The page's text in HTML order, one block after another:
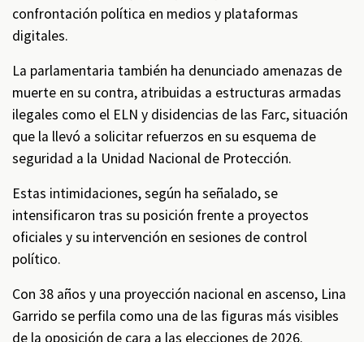
confrontación política en medios y plataformas
digitales.
La parlamentaria también ha denunciado amenazas de
muerte en su contra, atribuidas a estructuras armadas
ilegales como el ELN y disidencias de las Farc, situación
que la llevó a solicitar refuerzos en su esquema de
seguridad a la Unidad Nacional de Protección.
Estas intimidaciones, según ha señalado, se
intensificaron tras su posición frente a proyectos
oficiales y su intervención en sesiones de control
político.
Con 38 años y una proyección nacional en ascenso, Lina
Garrido se perfila como una de las figuras más visibles
de la oposición de cara a las elecciones de 2026.